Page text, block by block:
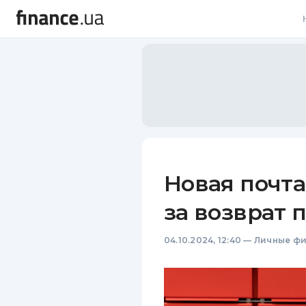
Новая
за возврат
04.10.2024, 12:40 — Личные